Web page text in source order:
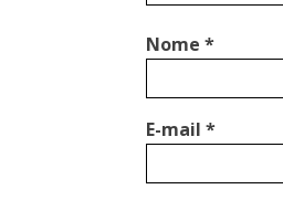
Nome *
E-mail *